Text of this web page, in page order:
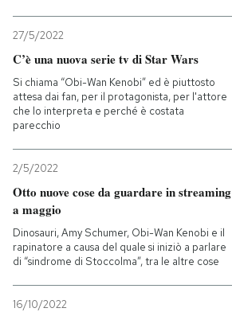
27/5/2022
C’è una nuova serie tv di Star Wars
Si chiama “Obi-Wan Kenobi” ed è piuttosto
attesa dai fan, per il protagonista, per l'attore
che lo interpreta e perché è costata
parecchio
2/5/2022
Otto nuove cose da guardare in streaming
a maggio
Dinosauri, Amy Schumer, Obi-Wan Kenobi e il
rapinatore a causa del quale si iniziò a parlare
di “sindrome di Stoccolma”, tra le altre cose
16/10/2022